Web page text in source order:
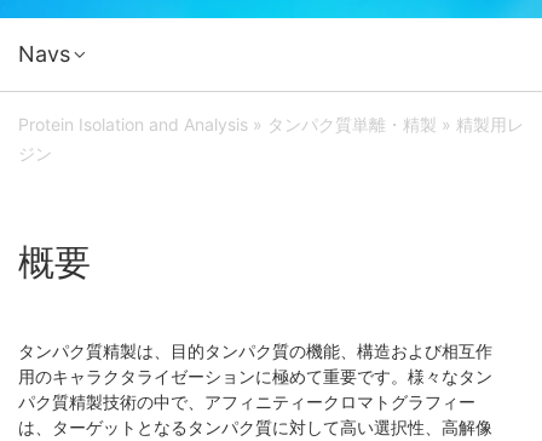
Navs
Protein Isolation and Analysis » タンパク質単離・精製 » 精製用レ
ジン
概要
タンパク質精製は、目的タンパク質の機能、構造および相互作
用のキャラクタライゼーションに極めて重要です。様々なタン
パク質精製技術の中で、アフィニティークロマトグラフィー
は、ターゲットとなるタンパク質に対して高い選択性、高解像